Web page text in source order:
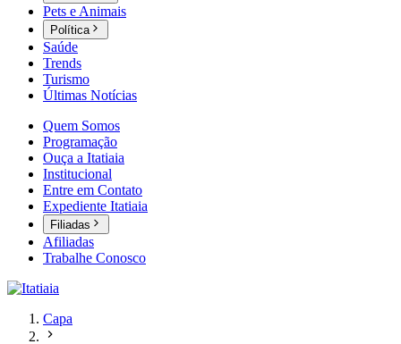
Pets e Animais
Política
Saúde
Trends
Turismo
Últimas Notícias
Quem Somos
Programação
Ouça a Itatiaia
Institucional
Entre em Contato
Expediente Itatiaia
Filiadas
Afiliadas
Trabalhe Conosco
Capa